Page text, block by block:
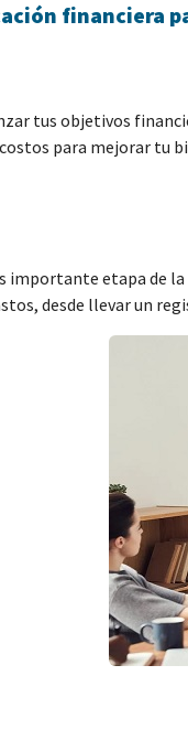
financiera
tus objetivos
para mejorar tu
importante etapa de
desde llevar un